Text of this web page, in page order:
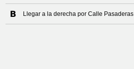
Llegar a la derecha por Calle Pasaderas